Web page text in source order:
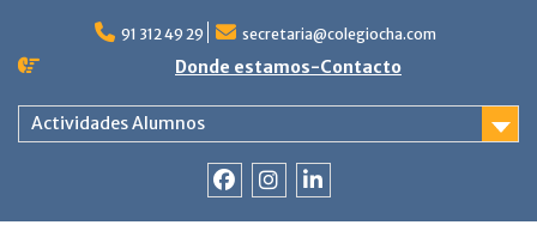
contenido
91 312 49 29 secretaria@colegiocha.com
Donde estamos-Contacto
Actividades Alumnos